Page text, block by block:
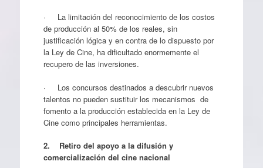
· La limitación del reconocimiento de los costos
de producción al 50% de los reales, sin
justificación lógica y en contra de lo dispuesto por
la Ley de Cine, ha dificultado enormemente el
recupero de las inversiones.
· Los concursos destinados a descubrir nuevos
talentos no pueden sustituir los mecanismos de
fomento a la producción establecida en la Ley de
Cine como principales herramientas.
2. Retiro del apoyo a la difusión y
comercialización del cine nacional